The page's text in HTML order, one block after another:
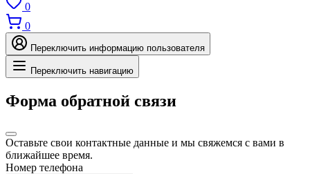
0
0
Переключить информацию пользователя
Переключить навигацию
Форма обратной связи
Оставьте свои контактные данные и мы свяжемся с вами в
ближайшее время.
Номер телефона